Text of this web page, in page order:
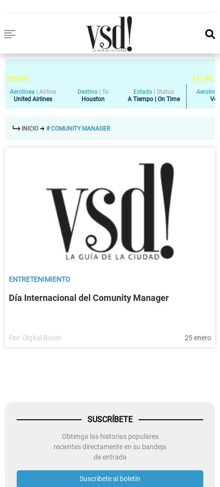
5:00HRS 4:21 HRS
Aerolinea
Airline
United Airlines
Destino
To
Houston
Estado
Status
A Tiempo | On Time
INICIO # COMUNITY MANAGER
ENTRETENIMIENTO
Día Internacional del Comunity Manager
Por: Digital Room 25 enero
SUSCRÍBETE
Obtenga las historias populares
recientes directamente en su bandeja
de entrada
Suscribete al boletín